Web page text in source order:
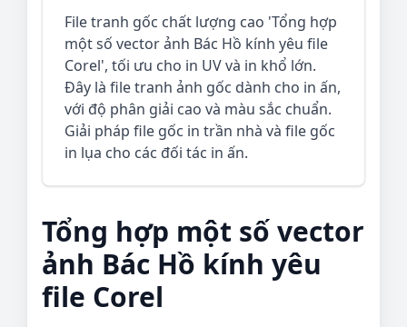
File tranh gốc chất lượng cao 'Tổng hợp
một số vector ảnh Bác Hồ kính yêu file
Corel', tối ưu cho in UV và in khổ lớn.
Đây là file tranh ảnh gốc dành cho in ấn,
với độ phân giải cao và màu sắc chuẩn.
Giải pháp file gốc in trần nhà và file gốc
in lụa cho các đối tác in ấn.
Tổng hợp một số vector
ảnh Bác Hồ kính yêu
file Corel